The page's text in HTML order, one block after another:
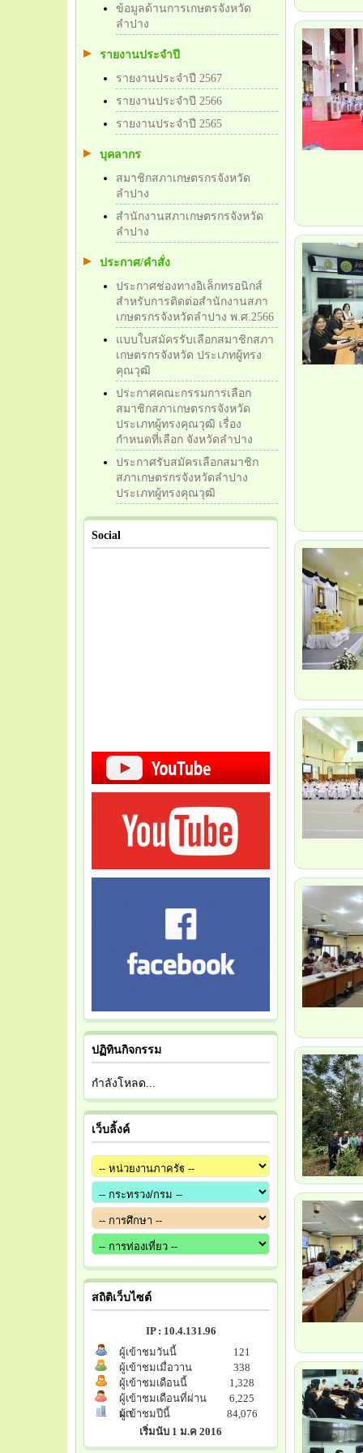
ข้อมูลด้านการเกษตรจังหวัด
ลำปาง
รายงานประจำปี
รายงานประจำปี 2567
รายงานประจำปี 2566
รายงานประจำปี 2565
บุคลากร
สมาชิกสภาเกษตรกรจังหวัด
ลำปาง
สำนักงานสภาเกษตรกรจังหวัด
ลำปาง
ประกาศ/คำสั่ง
ประกาศช่องทางอิเล็กทรอนิกส์
สำหรับการติดต่อสำนักงานสภา
เกษตรกรจังหวัดลำปาง พ.ศ.2566
แบบใบสมัครรับเลือกสมาชิกสภา
เกษตรกรจังหวัด ประเภทผู้ทรง
คุณวุฒิ
ประกาศคณะกรรมการเลือก
สมาชิกสภาเกษตรกรจังหวัด
ประเภทผู้ทรงคุณวุฒิ เรื่อง
กำหนดที่เลือก จังหวัดลำปาง
ประกาศรับสมัครเลือกสมาชิก
สภาเกษตรกรจังหวัดลำปาง
ประเภทผู้ทรงคุณวุฒิ
Social
ปฏิทินกิจกรรม
กำลังโหลด...
เว็บลิ้งค์
สถิติเว็บไซต์
IP : 10.4.131.96
ผู้เข้าชมวันนี้
121
ผู้เข้าชมเมื่อวาน
338
ผู้เข้าชมเดือนนี้
1,328
ผู้เข้าชมเดือนที่ผ่าน
มา
6,225
ผู้เข้าชมปีนี้
84,076
เริ่มนับ 1 ม.ค 2016